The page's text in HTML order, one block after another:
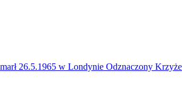
26.5.1965 w Londynie Odznaczony